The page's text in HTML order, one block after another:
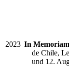
2023 In
de Chile,
und 12.